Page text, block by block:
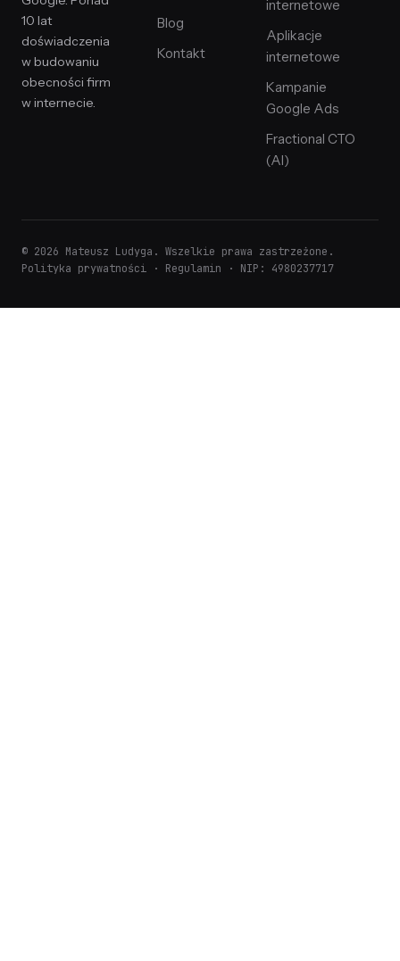
10 lat
doświadczenia
w budowaniu
obecności firm
w internecie.
Blog
Kontakt
internetowe
Aplikacje
internetowe
Kampanie
Google Ads
Fractional CTO
(AI)
© 2026 Mateusz Ludyga. Wszelkie prawa zastrzeżone.
Polityka prywatności · Regulamin · NIP: 4980237717